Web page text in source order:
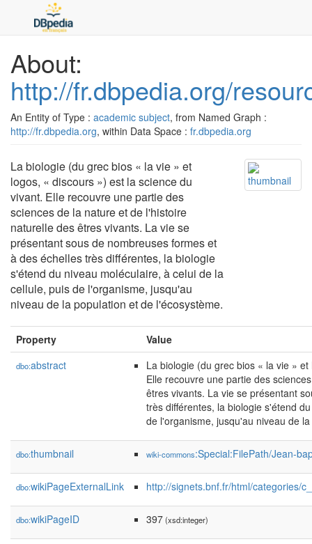
About:
http://fr.dbpedia.org/
An Entity of Type : academic subject, from Named Graph :
http://fr.dbpedia.org, within Data Space : fr.dbpedia.org
La biologie (du grec bios « la vie » et
logos, « discours ») est la science du
vivant. Elle recouvre une partie des
sciences de la nature et de l'histoire
naturelle des êtres vivants. La vie se
présentant sous de nombreuses formes et
à des échelles très différentes, la biologie
s'étend du niveau moléculaire, à celui de la
cellule, puis de l'organisme, jusqu'au
niveau de la population et de l'écosystème.
Property Value
dbo:abstract
La biologie (du grec bios « la vie »
Elle recouvre une partie des
êtres vivants. La vie se présentant
très différentes, la biologie s'étend
de l'organisme, jusqu'au niveau de
dbo:thumbnail wiki-commons:Special:FilePath/Jean-
dbo:wikiPageExternalLink http://signets.bnf.fr/html/categories/
dbo:wikiPageID 397(xsd:integer)